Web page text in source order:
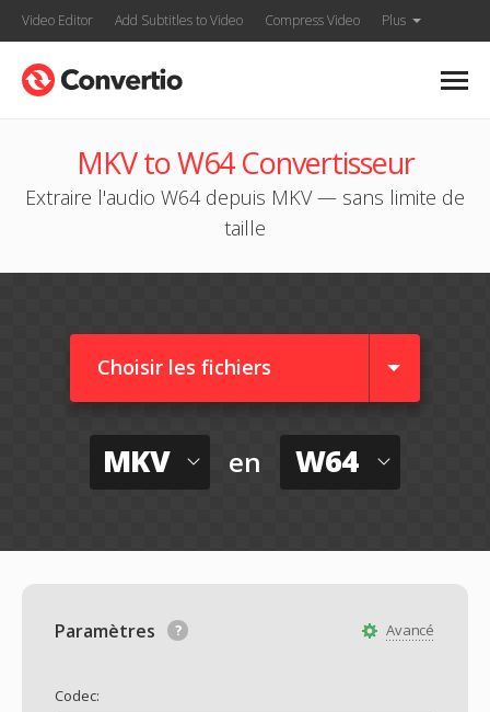
Video Editor Add Subtitles to Video Compress Video Plus
MKV to W64 Convertisseur
Extraire l'audio W64 depuis MKV — sans limite de
taille
Choisir les fichiers
MKV en W64
Avancé
Paramètres
Codec: